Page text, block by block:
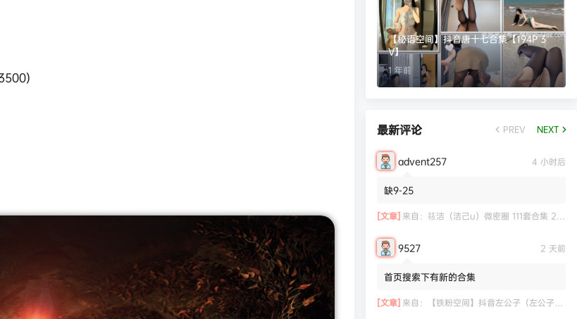
【秘语空间】抖音唐十七合集【194P 3
V】
1 年前
最新评论 PREV NEXT
advent257 4 小时后
缺9-25
[文章] 来自： 筱洁（洁己u）微密圈 111套合集 20.3G
9527 2 天前
首页搜索下有新的合集
[文章] 来自： 【铁粉空间】抖音左公子（左公子666）合集【2063P 181V】